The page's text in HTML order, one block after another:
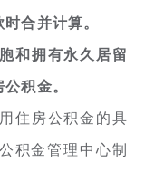
合并计算。
和拥有永久居留
积金。
住房公积金的具
积金管理中心制